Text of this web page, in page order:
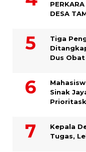
DESA
Tiga
Dus
Sinak
Kepala
Tugas,